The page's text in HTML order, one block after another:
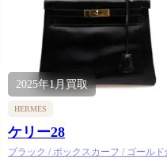
2025年1月買取
HERMES
ケリー28
ブラック / ボックスカーフ / ゴールド